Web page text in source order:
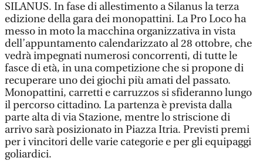
SILANUS. In fase di allestimento a Silanus la terza
edizione della gara dei monopattini. La Pro Loco ha
messo in moto la macchina organizzativa in vista
dell’appuntamento calendarizzato al 28 ottobre, che
vedrà impegnati numerosi concorrenti, di tutte le
fasce di età, in una competizione che si propone di
recuperare uno dei giochi più amati del passato.
Monopattini, carretti e carruzzos si sfideranno lungo
il percorso cittadino. La partenza è prevista dalla
parte alta di via Stazione, mentre lo striscione di
arrivo sarà posizionato in Piazza Itria. Previsti premi
per i vincitori delle varie categorie e per gli equipaggi
goliardici.